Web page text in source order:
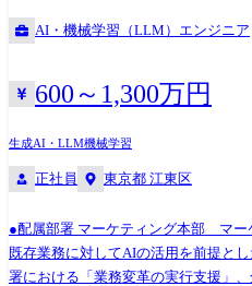
ションのテンプレート化 ●生成AIアプ
る継続的な評価・精度改善 ・AIガバ
ックに基づいた改善の実施 ●アプリケ
AIサービスの技術選定、基盤強化の企
スの選定 ・マルチクラウドを見据え
AI・機械学習（LLM）エンジニア
600～1,300万円
生成AI・LLM機械学習
正社員 東京都 江東区
●配属部署 マーケティング本部 マー
既存業務に対してAIの活用を前提と
署における「業務変革の実行支援」